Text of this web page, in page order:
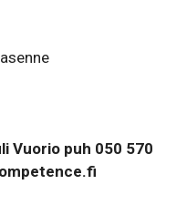
Vuorio puh 050 570